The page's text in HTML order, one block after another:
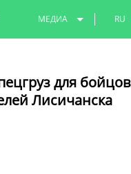
МЕДИА
ВИДЕО
RU
для бойцов
Лисичанска